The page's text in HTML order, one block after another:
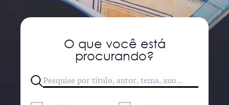
O que você está
procurando?